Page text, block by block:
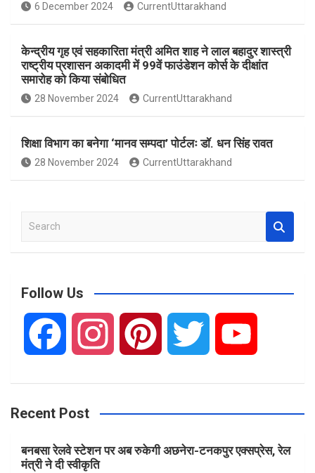
6 December 2024 CurrentUttarakhand
केन्द्रीय गृह एवं सहकारिता मंत्री अमित शाह ने लाल बहादुर शास्त्री
राष्ट्रीय प्रशासन अकादमी में 99वें फाउंडेशन कोर्स के दीक्षांत
समारोह को किया संबोधित
28 November 2024 CurrentUttarakhand
शिक्षा विभाग का बनेगा ‘मानव सम्पदा’ पोर्टलः डॉ. धन सिंह रावत
28 November 2024 CurrentUttarakhand
a
c
Follow Us
c
e
s n i u
T
Recent Post
बनबसा रेलवे स्टेशन पर अब रुकेगी अछनेरा-टनकपुर एक्सप्रेस, रेल
मंत्री ने दी स्वीकृति